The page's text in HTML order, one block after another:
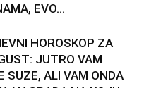
EVO...
HOROSKOP ZA
JUTRO VAM
SUZE, ALI VAM ONDA